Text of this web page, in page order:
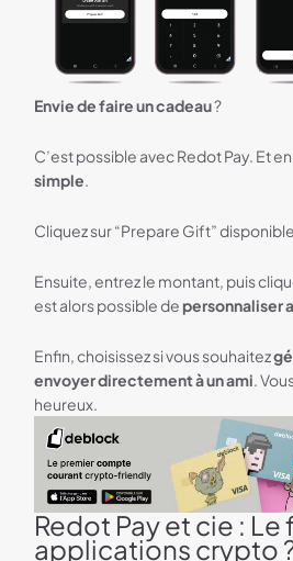
Envie de faire un cadeau?
C’est possible avec Redot Pay. Et
simple.
Cliquez sur “Prepare Gift”
Ensuite, entrez le montant, puis
est alors possible de personnaliser
Enfin, choisissez si vous souhaitez
envoyer directement à un ami.
heureux.
Deblock bandeau
Redot Pay et cie : Le
applications crypto